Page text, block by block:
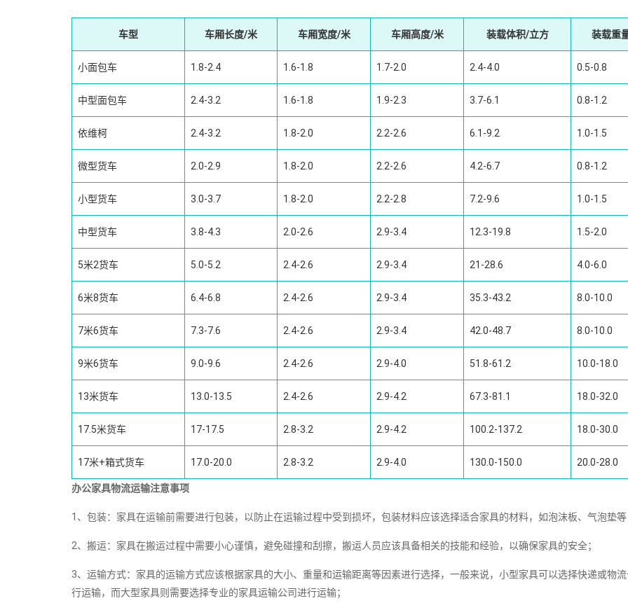
车型 车厢长度/米 车厢宽度/米 车厢高度/米 装载体积/立方 装载重
小面包车 1.8-2.4 1.6-1.8 1.7-2.0 2.4-4.0 0.5-0.8
中型面包车 2.4-3.2 1.6-1.8 1.9-2.3 3.7-6.1 0.8-1.2
依维柯 2.4-3.2 1.8-2.0 2.2-2.6 6.1-9.2 1.0-1.5
微型货车 2.0-2.9 1.8-2.0 2.2-2.6 4.2-6.7 0.8-1.2
小型货车 3.0-3.7 1.8-2.0 2.2-2.8 7.2-9.6 1.0-1.5
中型货车 3.8-4.3 2.0-2.6 2.9-3.4 12.3-19.8 1.5-2.0
5米2货车 5.0-5.2 2.4-2.6 2.9-3.4 21-28.6 4.0-6.0
6米8货车 6.4-6.8 2.4-2.6 2.9-3.4 35.3-43.2 8.0-10.0
7米6货车 7.3-7.6 2.4-2.6 2.9-3.4 42.0-48.7 8.0-10.0
9米6货车 9.0-9.6 2.4-2.6 2.9-4.0 51.8-61.2 10.0-18.0
13米货车 13.0-13.5 2.4-2.6 2.9-4.2 67.3-81.1 18.0-32.0
17.5米货车 17-17.5 2.8-3.2 2.9-4.2 100.2-137.2 18.0-30.0
17米+箱式货车 17.0-20.0 2.8-3.2 2.9-4.0 130.0-150.0 20.0-28.0
办公家具物流运输注意事项
1、包装：家具在运输前需要进行包装，以防止在运输过程中受到损坏，包装材料应该选择适合家具的材料，如泡沫板、气泡垫
2、搬运：家具在搬运过程中需要小心谨慎，避免碰撞和刮擦，搬运人员应该具备相关的技能和经验，以确保家具的安全；
3、运输方式：家具的运输方式应该根据家具的大小、重量和运输距离等因素进行选择，一般来说，小型家具可以选择快递或物
行运输，而大型家具则需要选择专业的家具运输公司进行运输；